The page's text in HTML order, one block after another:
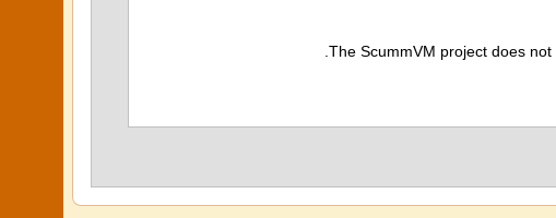
The ScummVM project does